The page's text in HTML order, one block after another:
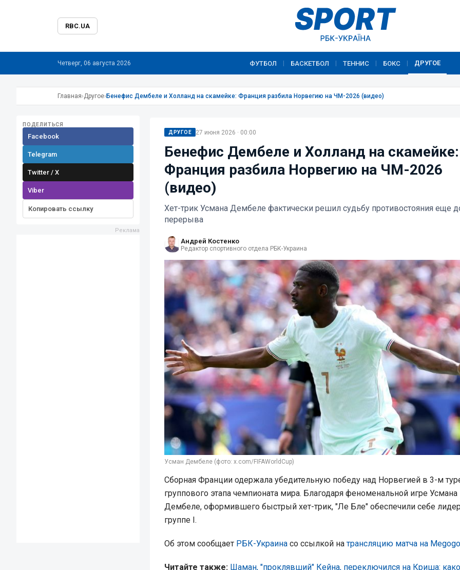
RBC.UA
Четверг, 06 августа 2026 ФУТБОЛ БАСКЕТБОЛ ТЕННИС БОКС ДРУГОЕ
Главная›Другое› Бенефис Дембеле и Холланд на скамейке: Франция разбила Норвегию на ЧМ-2026 (видео)
ПОДЕЛИТЬСЯ
Facebook
Telegram
Twitter / X
Viber
Копировать ссылку
ДРУГОЕ 27 июня 2026 · 00:00
Бенефис Дембеле и Холланд на скамейке:
Франция разбила Норвегию на ЧМ-2026
(видео)
Хет-трик Усмана Дембеле фактически решил судьбу противостояния еще
перерыва
Андрей Костенко
Редактор спортивного отдела РБК-Украина
Усман Дембеле (фото: x.com/FIFAWorldCup)
Сборная Франции одержала убедительную победу над Норвегией в 3-м
группового этапа чемпионата мира. Благодаря феноменальной игре Усмана
Дембеле, оформившего быстрый хет-трик, "Ле Бле" обеспечили себе
группе I.
Об этом сообщает РБК-Украина со ссылкой натрансляцию матча на Megogo
Читайте также: Шаман, "проклявший" Кейна, переключился на Криша: